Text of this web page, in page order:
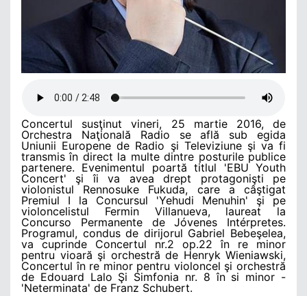
Concertul susţinut vineri, 25 martie 2016, de
Orchestra Naţională Radio se află sub egida
Uniunii Europene de Radio şi Televiziune şi va fi
transmis în direct la multe dintre posturile publice
partenere. Evenimentul poartă titlul 'EBU Youth
Concert' şi îi va avea drept protagonişti pe
violonistul Rennosuke Fukuda, care a câştigat
Premiul I la Concursul 'Yehudi Menuhin' şi pe
violoncelistul Fermin Villanueva, laureat la
Concurso Permanente de Jóvenes Intérpretes.
Programul, condus de dirijorul Gabriel Bebeşelea,
va cuprinde Concertul nr.2 op.22 în re minor
pentru vioară şi orchestră de Henryk Wieniawski,
Concertul în re minor pentru violoncel şi orchestră
de Edouard Lalo Şi Simfonia nr. 8 în si minor -
'Neterminata' de Franz Schubert.